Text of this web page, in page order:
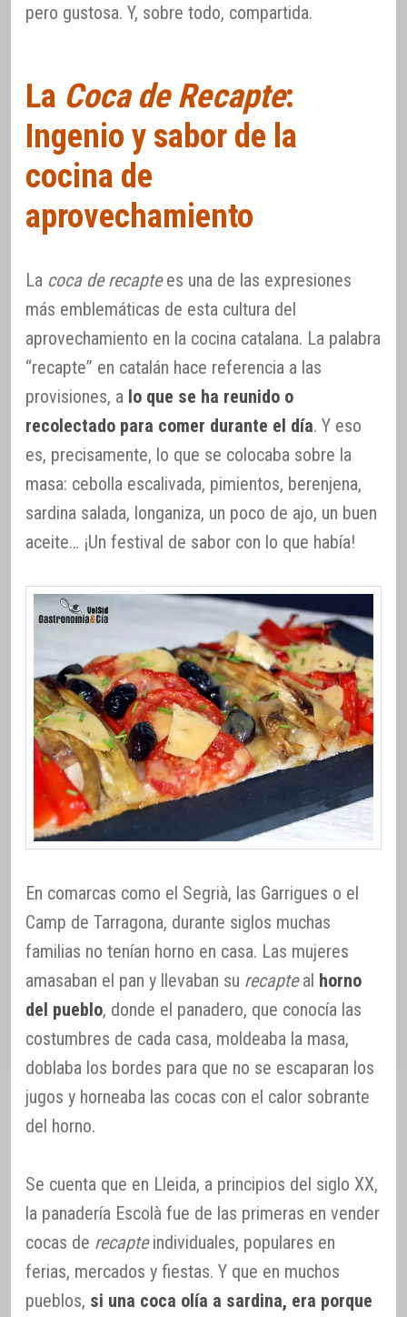
pero gustosa. Y, sobre todo, compartida.
La Coca de Recapte:
Ingenio y sabor de la
cocina de
aprovechamiento
La coca de recaptees una de las expresiones
más emblemáticas de esta cultura del
aprovechamiento en la cocina catalana. La palabra
“recapte” en catalán hace referencia a las
provisiones, a lo que se ha reunido o
recolectado para comer durante el día. Y eso
es, precisamente, lo que se colocaba sobre la
masa: cebolla escalivada, pimientos, berenjena,
sardina salada, longaniza, un poco de ajo, un buen
aceite… ¡Un festival de sabor con lo que había!
En comarcas como el Segrià, las Garrigues o el
Camp de Tarragona, durante siglos muchas
familias no tenían horno en casa. Las mujeres
amasaban el pan y llevaban su recapteal horno
del pueblo, donde el panadero, que conocía las
costumbres de cada casa, moldeaba la masa,
doblaba los bordes para que no se escaparan los
jugos y horneaba las cocas con el calor sobrante
del horno.
Se cuenta que en Lleida, a principios del siglo XX,
la panadería Escolà fue de las primeras en vender
cocas de recapteindividuales, populares en
ferias, mercados y fiestas. Y que en muchos
pueblos, si una coca olía a sardina, era porque